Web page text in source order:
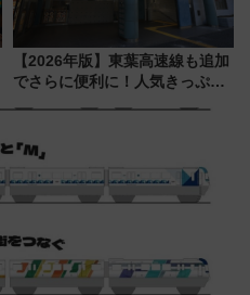
【2026年版】東葉高速線も追加
でさらに便利に！人気きっぷ
巡るなら使い勝手・コスパ抜群